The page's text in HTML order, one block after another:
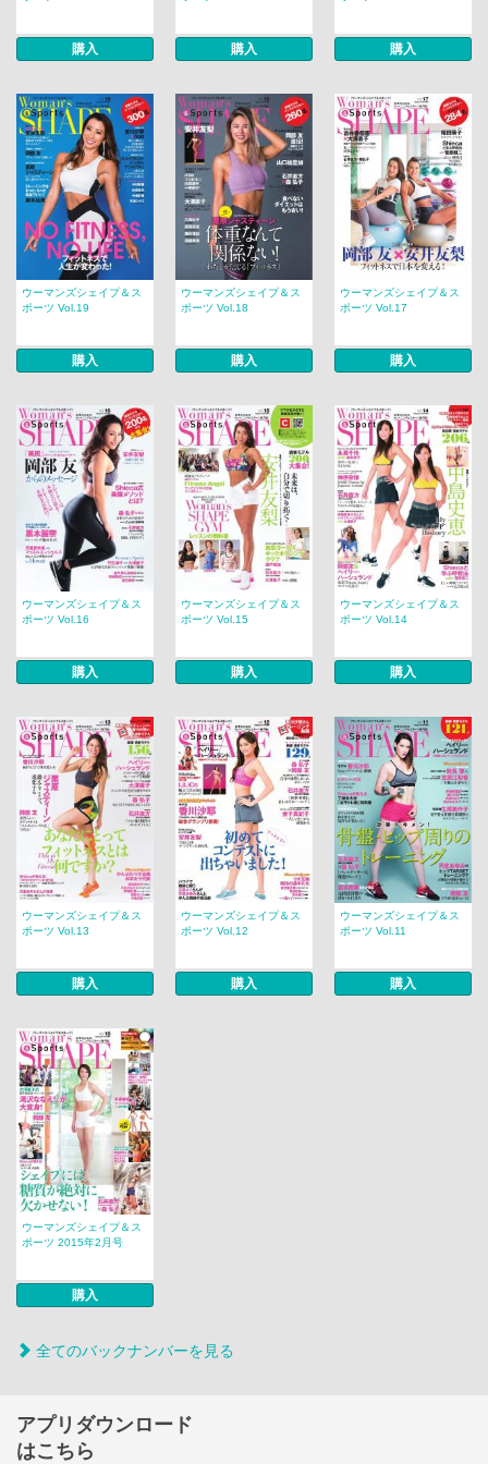
購入 購入 購入
ウーマンズシェイプ＆ス
ポーツ Vol.19
購入
ウーマンズシェイプ＆ス
ポーツ Vol.18
購入
ウーマンズシェイプ＆ス
ポーツ Vol.17
購入
ウーマンズシェイプ＆ス
ポーツ Vol.16
購入
ウーマンズシェイプ＆ス
ポーツ Vol.15
購入
ウーマンズシェイプ＆ス
ポーツ Vol.14
購入
ウーマンズシェイプ＆ス
ポーツ Vol.13
購入
ウーマンズシェイプ＆ス
ポーツ Vol.12
購入
ウーマンズシェイプ＆ス
ポーツ Vol.11
購入
ウーマンズシェイプ＆ス
ポーツ 2015年2月号
購入
全てのバックナンバーを見る
アプリダウンロード
はこちら